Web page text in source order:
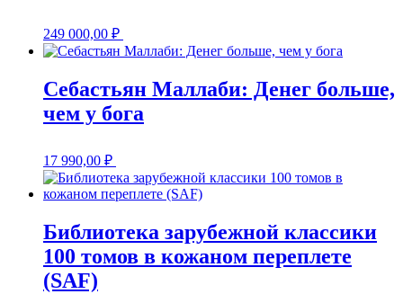
249 000,00 ₽
Себастьян Маллаби: Денег больше,
чем у бога
17 990,00 ₽
Библиотека зарубежной классики
100 томов в кожаном переплете
(SAF)